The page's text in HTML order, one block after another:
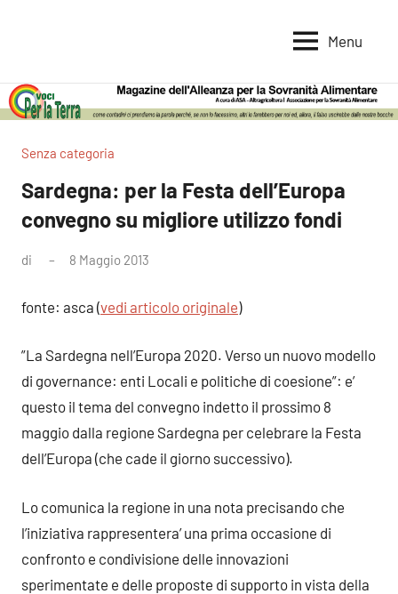
per
la
Terra
per
la
Alimentare
Menu
Senza categoria
Sardegna: per la Festa dell’Europa
convegno su migliore utilizzo fondi
di 8 Maggio 2013
fonte: asca (vedi articolo originale)
”La Sardegna nell’Europa 2020. Verso un nuovo modello
di governance: enti Locali e politiche di coesione”: e’
questo il tema del convegno indetto il prossimo 8
maggio dalla regione Sardegna per celebrare la Festa
dell’Europa (che cade il giorno successivo).
Lo comunica la regione in una nota precisando che
l’iniziativa rappresentera’ una prima occasione di
confronto e condivisione delle innovazioni
sperimentate e delle proposte di supporto in vista della